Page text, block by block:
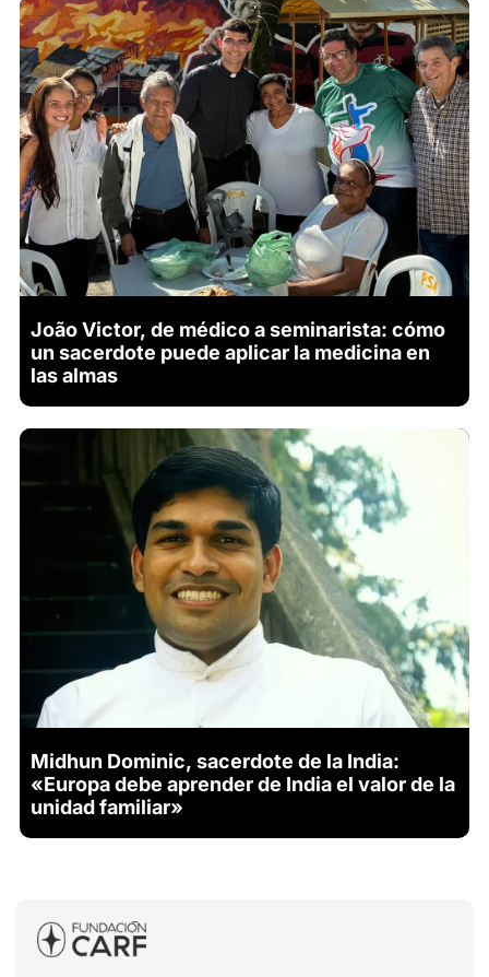
João Victor, de médico a seminarista: cómo
un sacerdote puede aplicar la medicina en
las almas
Midhun Dominic, sacerdote de la India:
«Europa debe aprender de India el valor de la
unidad familiar»